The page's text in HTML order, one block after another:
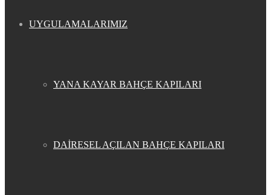
UYGULAMALARIMIZ
YANA KAYAR BAHÇE KAPILARI
DAİRESEL AÇILAN BAHÇE KAPILARI